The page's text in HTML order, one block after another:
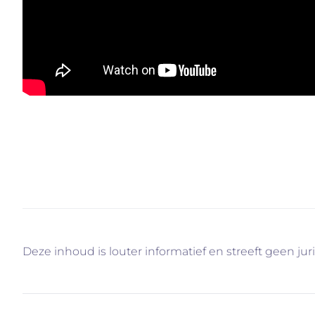
Deze inhoud is louter informatief en streeft geen